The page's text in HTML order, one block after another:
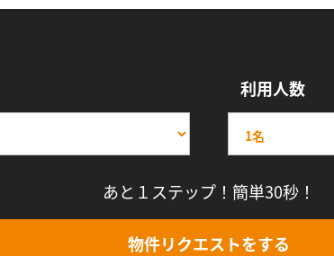
利用人数
あと１ステップ！簡単30秒！
物件リクエストをする